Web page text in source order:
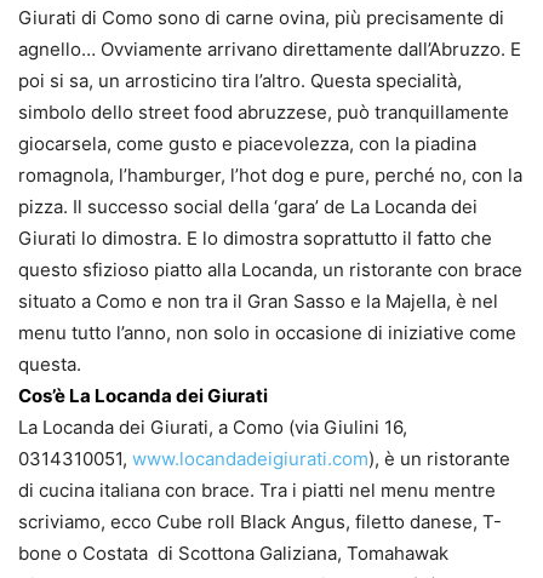
Giurati di Como sono di carne ovina, più precisamente di
agnello… Ovviamente arrivano direttamente dall’Abruzzo. E
poi si sa, un arrosticino tira l’altro. Questa specialità,
simbolo dello street food abruzzese, può tranquillamente
giocarsela, come gusto e piacevolezza, con la piadina
romagnola, l’hamburger, l’hot dog e pure, perché no, con la
pizza. Il successo social della ‘gara’ de La Locanda dei
Giurati lo dimostra. E lo dimostra soprattutto il fatto che
questo sfizioso piatto alla Locanda, un ristorante con brace
situato a Como e non tra il Gran Sasso e la Majella, è nel
menu tutto l’anno, non solo in occasione di iniziative come
questa.
Cos’è La Locanda dei Giurati
La Locanda dei Giurati, a Como (via Giulini 16,
0314310051, www.locandadeigiurati.com), è un ristorante
di cucina italiana con brace. Tra i piatti nel menu mentre
scriviamo, ecco Cube roll Black Angus, filetto danese, T-
bone o Costata di Scottona Galiziana, Tomahawak